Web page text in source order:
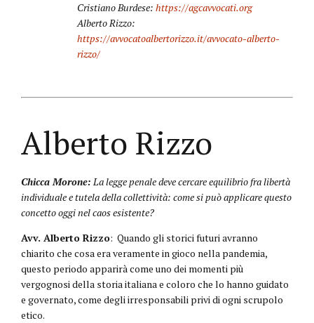
Cristiano Burdese: https://agcavvocati.org
Alberto Rizzo:
https://avvocatoalbertorizzo.it/avvocato-alberto-
rizzo/
Alberto Rizzo
Chicca Morone:La legge penale deve cercare equilibrio fra libertà
individuale e tutela della collettività: come si può applicare questo
concetto oggi nel caos esistente?
Avv. Alberto Rizzo: Quando gli storici futuri avranno
chiarito che cosa era veramente in gioco nella pandemia,
questo periodo apparirà come uno dei momenti più
vergognosi della storia italiana e coloro che lo hanno guidato
e governato, come degli irresponsabili privi di ogni scrupolo
etico.